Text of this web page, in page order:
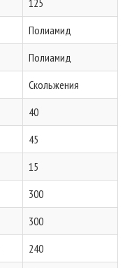
125
Полиамид
Полиамид
Скольжения
40
45
15
300
300
240